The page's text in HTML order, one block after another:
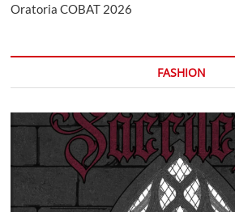
Oratoria COBAT 2026
FASHION